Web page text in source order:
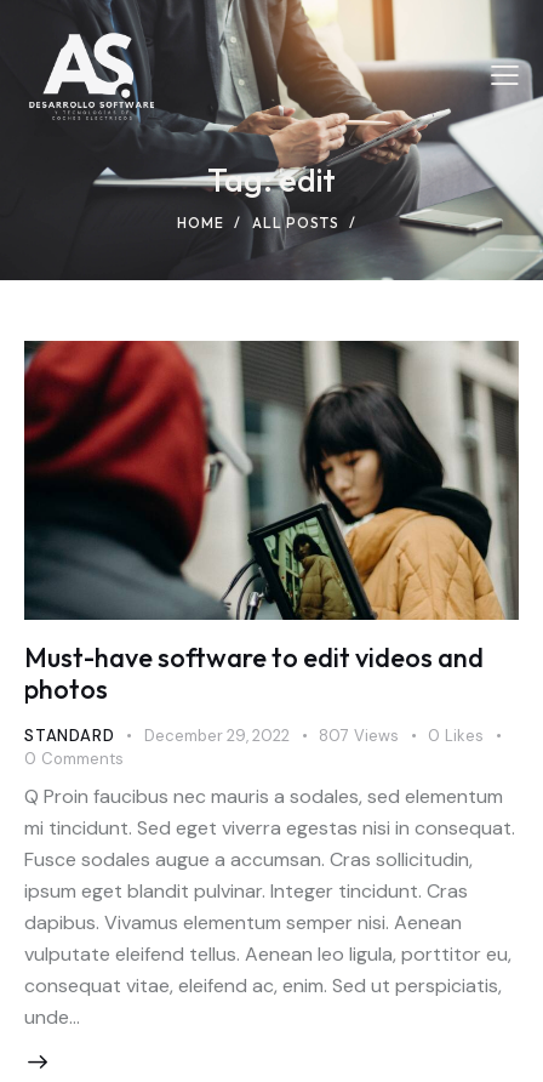
Tag: edit
HOME ALL POSTS
Must-have software to edit videos and
photos
STANDARD December 29, 2022 807 Views 0 Likes
0 Comments
Q Proin faucibus nec mauris a sodales, sed elementum
mi tincidunt. Sed eget viverra egestas nisi in consequat.
Fusce sodales augue a accumsan. Cras sollicitudin,
ipsum eget blandit pulvinar. Integer tincidunt. Cras
dapibus. Vivamus elementum semper nisi. Aenean
vulputate eleifend tellus. Aenean leo ligula, porttitor eu,
consequat vitae, eleifend ac, enim. Sed ut perspiciatis,
unde…